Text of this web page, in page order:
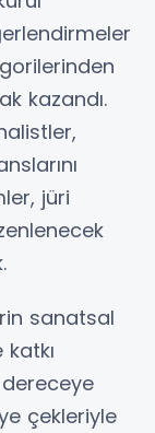
kazandı.
jüri
sanatsal
çekleriyle